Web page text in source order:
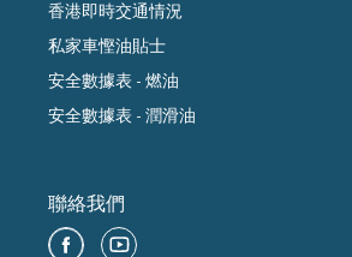
香港即時交通情況
私家車慳油貼士
安全數據表 - 燃油
安全數據表 - 潤滑油
聯絡我們